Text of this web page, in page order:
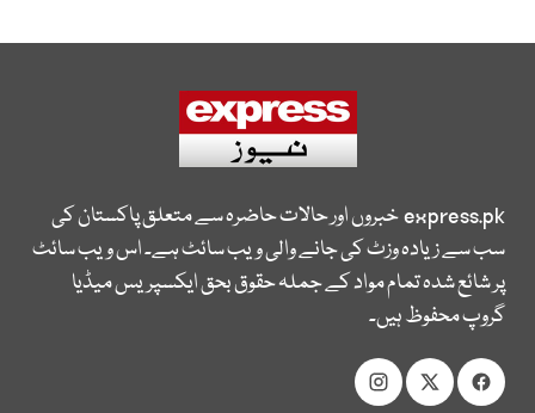
express.pkخبروں اور حالات حاضرہ سے متعلق پاکستان کی
سب سے زیادہ وزٹ کی جانے والی ویب سائٹ ہے۔ اس ویب سائٹ
پر شائع شدہ تمام مواد کے جملہ حقوق بحق ایکسپریس میڈیا
گروپ محفوظ ہیں۔